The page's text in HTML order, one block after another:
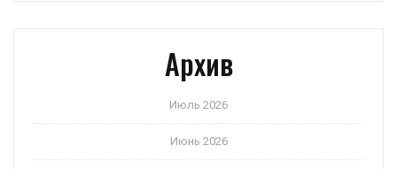
Архив
Июль 2026
Июнь 2026